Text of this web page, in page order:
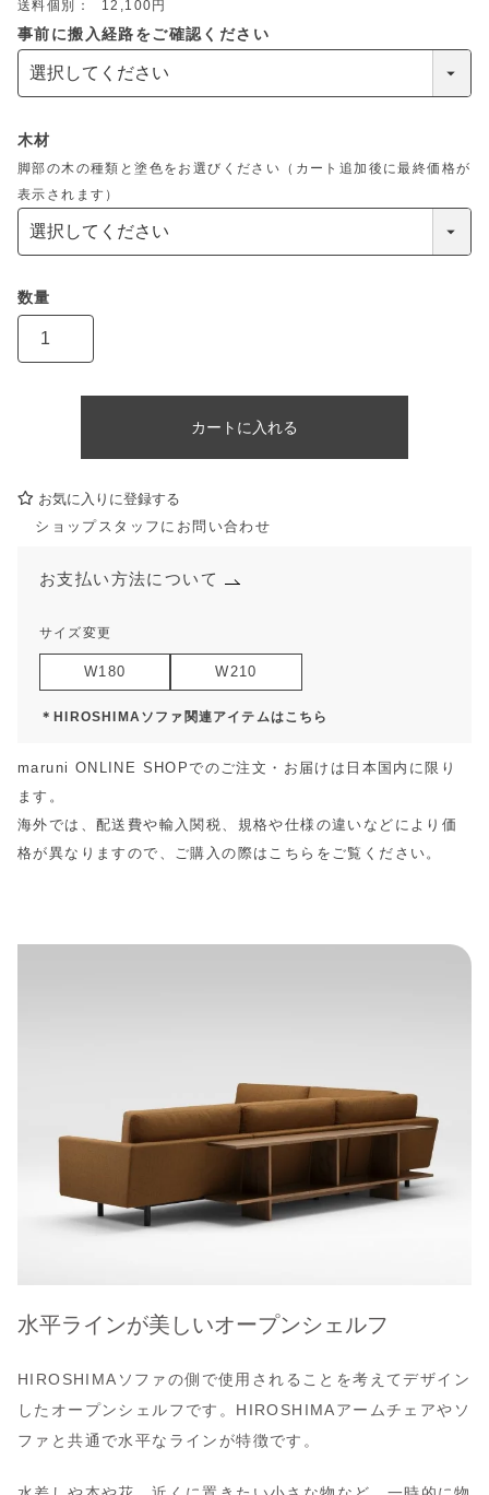
12,100
事前に搬入経路をご確認ください
木材
脚部の木の種類と塗色をお選びください（カート追加後に最終価格が
表示されます）
お気に入りに登録する
カートに入れる
ショップスタッフにお問い合わせ
サイズ変更
W180 W210
＊HIROSHIMAソファ関連アイテムはこちら
お支払い方法について
maruni ONLINE SHOPでのご注文・お届けは日本国内に限り
ます。
海外では、配送費や輸入関税、規格や仕様の違いなどにより価
格が異なりますので、ご購入の際は こちら をご覧ください。
水平ラインが美しいオープンシェルフ
HIROSHIMAソファの側で使用されることを考えてデザイン
したオープンシェルフです。HIROSHIMAアームチェアやソ
ファと共通で水平なラインが特徴です。